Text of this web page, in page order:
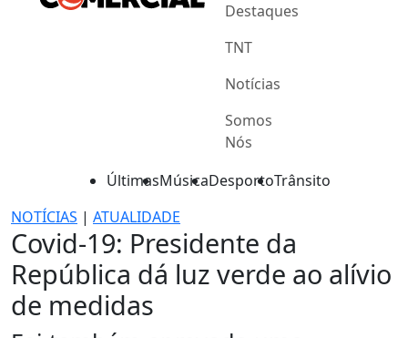
Destaques
TNT
Notícias
Somos
Nós
ÚltimasMúsicaDesportoTrânsito
NOTÍCIAS | ATUALIDADE
Covid-19: Presidente da
República dá luz verde ao alívio
de medidas